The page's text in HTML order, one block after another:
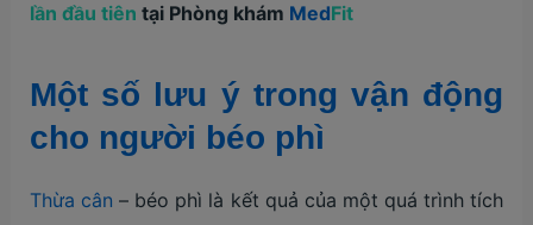
lần đầu tiên tại Phòng khám MedFit
Một số lưu ý trong vận động
cho người béo phì
Thừa cân – béo phì là kết quả của một quá trình tích